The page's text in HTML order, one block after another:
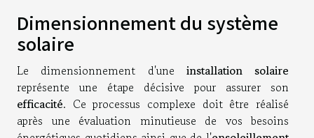
Dimensionnement du système
solaire
Le dimensionnement d'une installation solaire
représente une étape décisive pour assurer son
efficacité. Ce processus complexe doit être réalisé
après une évaluation minutieuse de vos besoins